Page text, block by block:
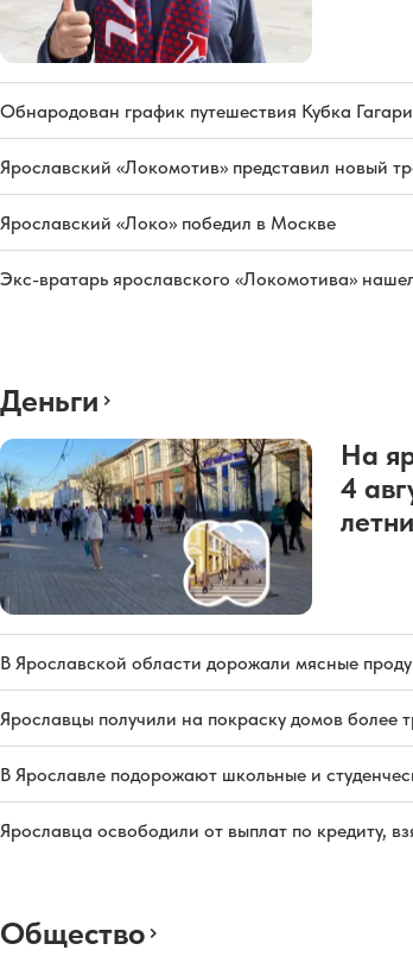
Обнародован график путешествия Кубка
Ярославский «Локомотив» представил новый
Ярославский «Локо» победил в Москве
Экс-вратарь ярославского «Локомотива»
Деньги
На
4
В Ярославской области дорожали мясные
Ярославцы получили на покраску домов более
В Ярославле подорожают школьные и
Ярославца освободили от выплат по кредиту,
Общество